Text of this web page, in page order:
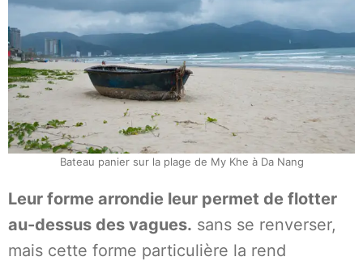
Bateau panier sur la plage de My Khe à Da Nang
Leur forme arrondie leur permet de flotter
au-dessus des vagues. sans se renverser,
mais cette forme particulière la rend